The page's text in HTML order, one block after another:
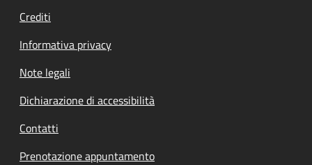
Crediti
Informativa privacy
Note legali
Dichiarazione di accessibilità
Contatti
Prenotazione appuntamento